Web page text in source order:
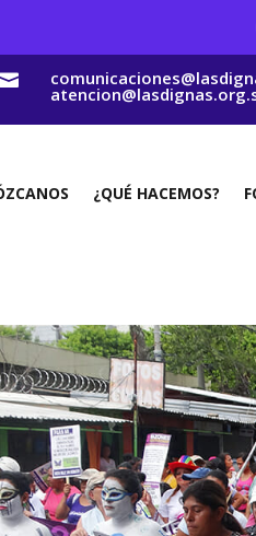

¿QUÉ HACEMOS?